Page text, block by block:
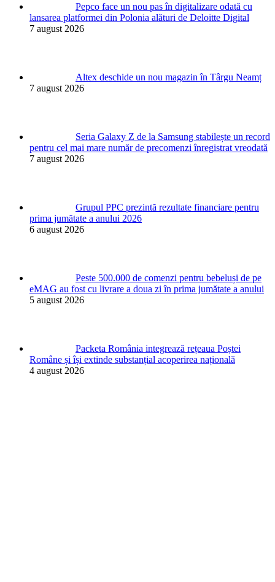
Pepco face un nou pas în digitalizare odată cu
lansarea platformei din Polonia alături de Deloitte Digital
7 august 2026
Altex deschide un nou magazin în Târgu Neamț
7 august 2026
Seria Galaxy Z de la Samsung stabilește un record
pentru cel mai mare număr de precomenzi înregistrat vreodată
7 august 2026
Grupul PPC prezintă rezultate financiare pentru
prima jumătate a anului 2026
6 august 2026
Peste 500.000 de comenzi pentru bebeluși de pe
eMAG au fost cu livrare a doua zi în prima jumătate a anului
5 august 2026
Packeta România integrează rețeaua Poștei
Române și își extinde substanțial acoperirea națională
4 august 2026